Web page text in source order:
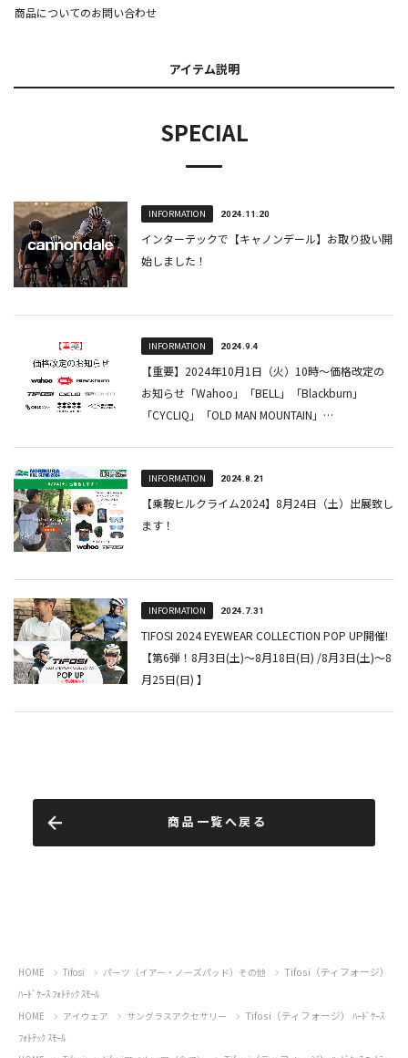
商品についてのお問い合わせ
アイテム説明
SPECIAL
商品一覧へ戻る
HOME Tifosi パーツ（イアー・ノーズパッド）その他
Tifosi（ティフォージ）
ﾊｰﾄﾞｹｰｽ ﾌｫﾄﾃｯｸ ｽﾓｰﾙ
HOME アイウェア サングラスアクセサリー
Tifosi（ティフォージ） ﾊｰﾄﾞｹｰｽ
ﾌｫﾄﾃｯｸ ｽﾓｰﾙ